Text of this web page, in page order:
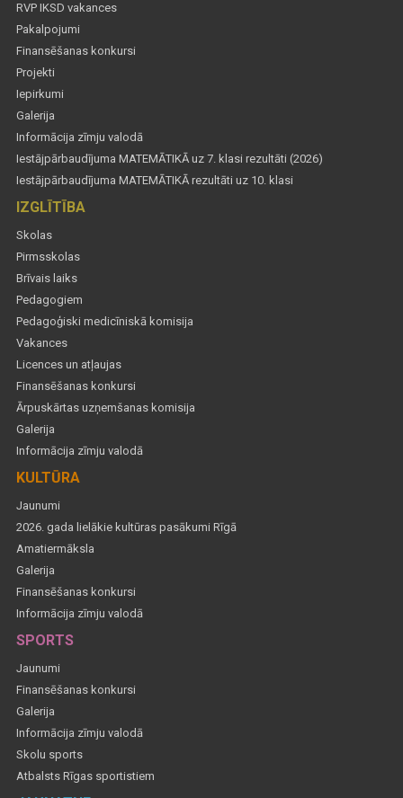
RVP IKSD vakances
Pakalpojumi
Finansēšanas konkursi
Projekti
Iepirkumi
Galerija
Informācija zīmju valodā
Iestājpārbaudījuma MATEMĀTIKĀ uz 7. klasi rezultāti (2026)
Iestājpārbaudījuma MATEMĀTIKĀ rezultāti uz 10. klasi
IZGLĪTĪBA
Skolas
Pirmsskolas
Brīvais laiks
Pedagogiem
Pedagoģiski medicīniskā komisija
Vakances
Licences un atļaujas
Finansēšanas konkursi
Ārpuskārtas uzņemšanas komisija
Galerija
Informācija zīmju valodā
KULTŪRA
Jaunumi
2026. gada lielākie kultūras pasākumi Rīgā
Amatiermāksla
Galerija
Finansēšanas konkursi
Informācija zīmju valodā
SPORTS
Jaunumi
Finansēšanas konkursi
Galerija
Informācija zīmju valodā
Skolu sports
Atbalsts Rīgas sportistiem